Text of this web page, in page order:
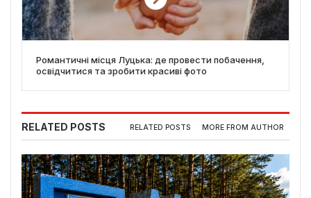
Романтичні місця Луцька: де провести побачення,
освідчитися та зробити красиві фото
RELATED POSTS RELATED POSTS MORE FROM AUTHOR